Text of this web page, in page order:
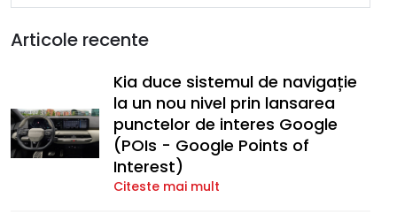
Articole recente
Kia duce sistemul de navigație
la un nou nivel prin lansarea
punctelor de interes Google
(POIs - Google Points of
Interest)
Citeste mai mult